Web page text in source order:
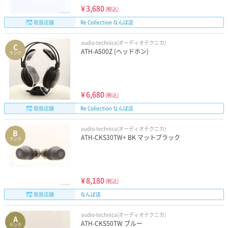
¥3,680 (税込)
取扱店舗
Re Collection なんば店
C
ランク
audio-technica(オーディオテクニカ)
ATH-A500Z (ヘッドホン)
¥6,680 (税込)
取扱店舗
Re Collection なんば店
B
ランク
audio-technica(オーディオテクニカ)
ATH-CKS30TW+ BK マットブラック
¥8,180 (税込)
取扱店舗
なんば店
A
ランク
audio-technica(オーディオテクニカ)
ATH-CKS50TW ブルー